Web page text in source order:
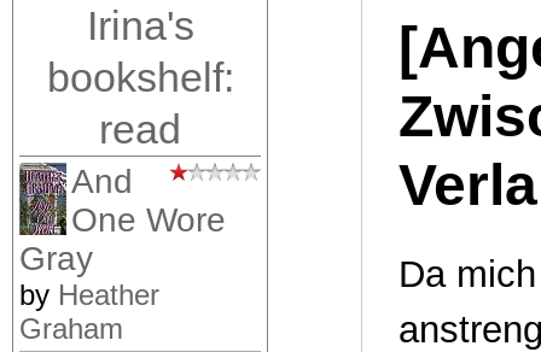
Irina's
bookshelf:
read
And
One Wore
Gray
by Heather
Graham
Da